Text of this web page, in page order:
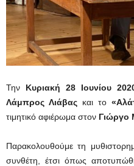
Την Κυριακή 28 Ιουνίου
Λάμπρος Λιάβας και το
τιμητικό αφιέρωμα στον Γιώργο
Παρακολουθούμε τη
συνθέτη, έτσι όπως